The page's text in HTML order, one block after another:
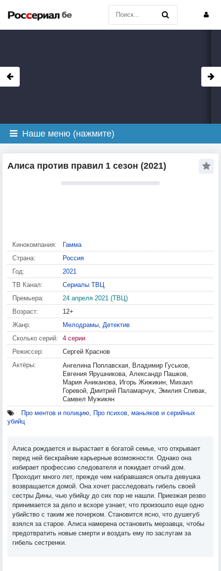
Наше меню (нажмите)
Алиса против правил 1 сезон (2021)
Кинокомпания:
Гамма
Страна:
Россия
Год:
2021
ТВ Канал:
Сериалы ТВЦ
Премьера:
24 апреля 2021 (ТВЦ)
Возраст:
12+
Жанр:
Мелодрамы, Детектив
Сколько серий:
4 серии
Режиссер:
Сергей Краснов
Актёры:
Ангелина Поплавская, Владимир Гуськов,
Евгения Ярушникова, Александр Пашков,
Мария Аниканова, Игорь Жижикин, Михаил
Горевой, Дмитрий Паламарчук, Эмилия Спивак,
Самвел Мужикян
Про ментов и полицию, Про психов, маньяков и серийных
убийц
Алиса рождается и вырастает в богатой семье, что открывает
перед ней бескрайние карьерные возможности. Однако она
избирает профессию следователя и покидает отчий дом.
Проходит много лет, прежде чем набравшаяся опыта девушка
возвращается домой. Она хочет расследовать гибель своей
сестры Дины, чью убийцу до сих пор не нашли. Приезжая резво
принимается за дело и вскоре узнает, что произошло еще одно
убийство с таким же почерком. Становится ясно, что душегуб
взялся за старое. Алиса намерена остановить мерзавца, чтобы
предотвратить новые смерти и воздать ему по заслугам за
гибель сестренки.